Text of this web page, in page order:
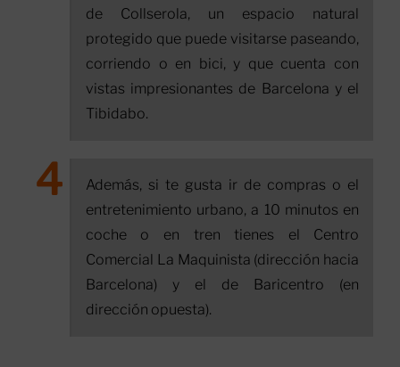
de Collserola, un espacio natural
protegido que puede visitarse paseando,
corriendo o en bici, y que cuenta con
vistas impresionantes de Barcelona y el
Tibidabo.
Además, si te gusta ir de compras o el
entretenimiento urbano, a 10 minutos en
coche o en tren tienes el Centro
Comercial La Maquinista (dirección hacia
Barcelona) y el de Baricentro (en
dirección opuesta).